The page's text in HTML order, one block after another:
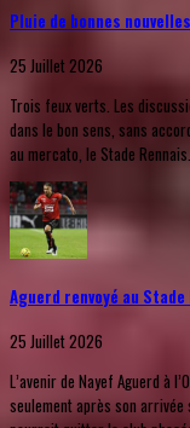
Pluie de bonnes
25 Juillet 2026
Trois feux verts. Les
dans le bon sens, sans
au mercato, le Stade Rennais...
Aguerd renvoyé au Stade
25 Juillet 2026
L’avenir de Nayef Aguerd à
seulement après son